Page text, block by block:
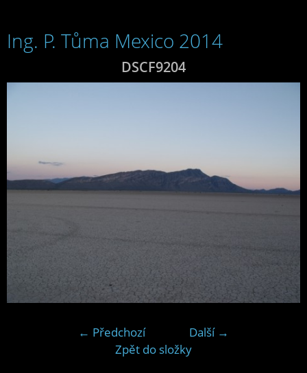
Ing. P. Tůma Mexico 2014
DSCF9204
← Předchozí
Další →
Zpět do složky